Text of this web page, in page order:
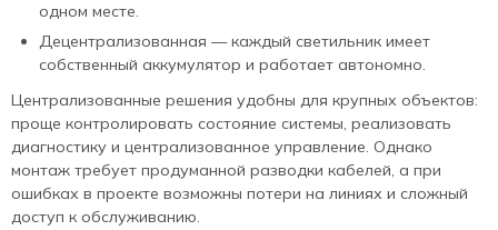
одном месте.
Децентрализованная — каждый светильник имеет
собственный аккумулятор и работает автономно.
Централизованные решения удобны для крупных объектов:
проще контролировать состояние системы, реализовать
диагностику и централизованное управление. Однако
монтаж требует продуманной разводки кабелей, а при
ошибках в проекте возможны потери на линиях и сложный
доступ к обслуживанию.